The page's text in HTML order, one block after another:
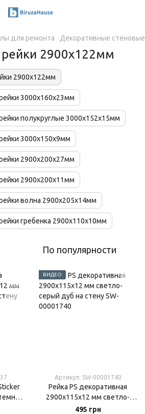
для ремонта Декоративные
рейки 2900х122мм
2900х122мм
3000х160х23мм
полукруглые 3000х152х15мм
3000х150х9мм
2900х200х27мм
2900х200х11мм
волна 2900х205х14мм
гребенка 2900х110х10мм
По популярности
ВИДЕО
Артикул: SW-00001740
Рейка PS декоративная
2900х115х12 мм светло-
серый дуб на стену
495 грн